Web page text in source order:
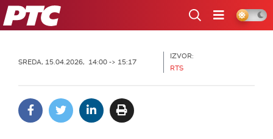
RTS
SREDA, 15.04.2026, 14:00 -> 15:17
IZVOR:
RTS